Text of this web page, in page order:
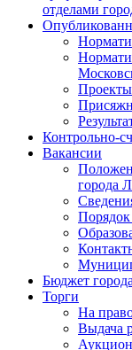
отделами
Контрольно-
Вакансии
города
Порядок
Бюджет города
Торги
На
Выдача